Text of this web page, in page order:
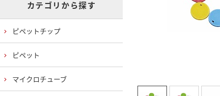
カテゴリから探す
ピペットチップ
ピペット
マイクロチューブ